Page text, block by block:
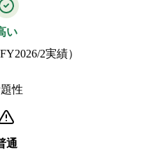
い
2実績）
性
通